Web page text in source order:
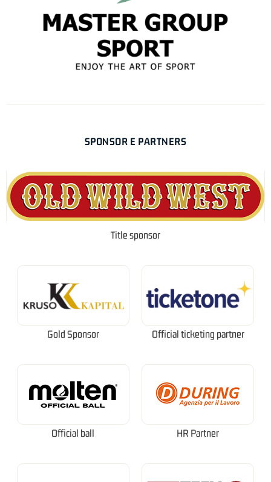
SPONSOR E PARTNERS
Title sponsor
Gold Sponsor Official ticketing partner
Official ball HR Partner